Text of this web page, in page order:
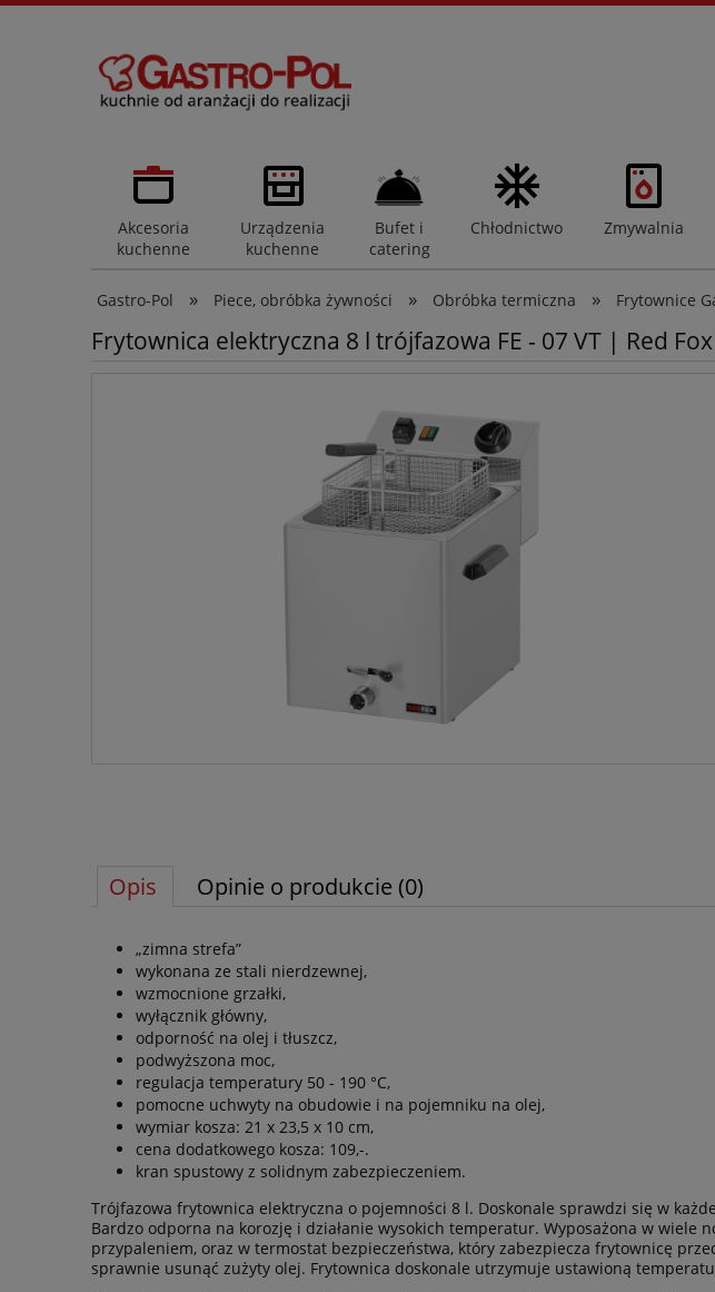
Akcesoria
kuchenne
Urządzenia
kuchenne
Bufet i
catering
Chłodnictwo Zmywalnia
Gastro-Pol » Piece, obróbka żywności » Obróbka termiczna » Frytownice
Frytownica elektryczna 8 l trójfazowa FE - 07 VT | Red Fox
Opis Opinie o produkcie (0)
„zimna strefa”
wykonana ze stali nierdzewnej,
wzmocnione grzałki,
wyłącznik główny,
odporność na olej i tłuszcz,
podwyższona moc,
regulacja temperatury 50 - 190 °C,
pomocne uchwyty na obudowie i na pojemniku na olej,
wymiar kosza: 21 x 23,5 x 10 cm,
cena dodatkowego kosza: 109,-.
kran spustowy z solidnym zabezpieczeniem.
Trójfazowa frytownica elektryczna o pojemności 8 l. Doskonale sprawdzi się w
Bardzo odporna na korozję i działanie wysokich temperatur. Wyposażona w
przypaleniem, oraz w termostat bezpieczeństwa, który zabezpiecza frytownicę
sprawnie usunąć zużyty olej. Frytownica doskonale utrzymuje ustawioną